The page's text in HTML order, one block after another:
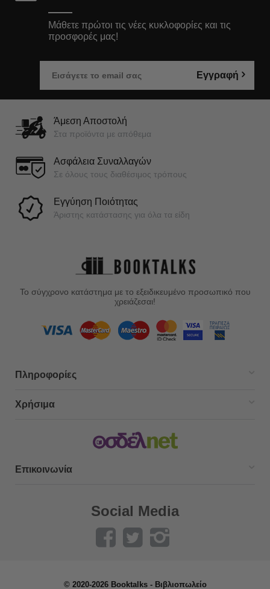
Μάθετε πρώτοι τις νέες κυκλοφορίες και τις
προσφορές μας!
Εγγραφή
Άμεση Αποστολή
Στα προϊόντα με απόθεμα
Ασφάλεια Συναλλαγών
Σε όλους τους διαθέσιμος τρόπους
Εγγύηση Ποιότητας
Άριστης κατάστασης για όλα τα είδη
Το σύγχρονο κατάστημα με το εξειδικευμένο προσωπικό που
χρειάζεσαι!
Πληροφορίες
Χρήσιμα
Επικοινωνία
Social Media
© 2020-2026 Booktalks - Βιβλιοπωλείο